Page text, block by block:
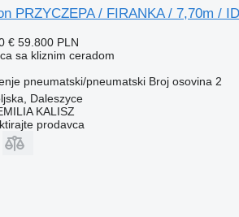
PRZYCZEPA / FIRANKA / 7,70m /
€ 59.800 PLN
sa kliznim ceradom
pneumatski/pneumatski Broj osovina 2
Daleszyce
KALISZ
prodavca